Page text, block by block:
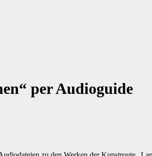
per Audioguide